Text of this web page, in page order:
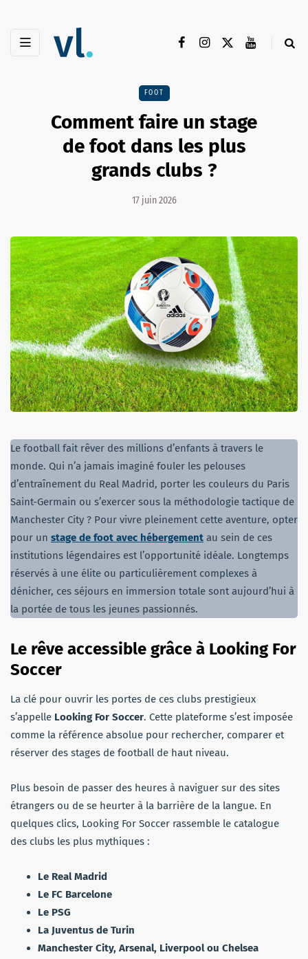
FOOT
Comment faire un stage
de foot dans les plus
grands clubs ?
17 juin 2026
Le football fait rêver des millions d’enfants à travers le
monde. Qui n’a jamais imaginé fouler les pelouses
d’entraînement du Real Madrid, porter les couleurs du Paris
Saint-Germain ou s’exercer sous la méthodologie tactique de
Manchester City ? Pour vivre pleinement cette aventure, opter
pour un stage de foot avec hébergement au sein de ces
institutions légendaires est l’opportunité idéale. Longtemps
réservés à une élite ou particulièrement complexes à
dénicher, ces séjours en immersion totale sont aujourd’hui à
la portée de tous les jeunes passionnés.
Le rêve accessible grâce à Looking For
Soccer
La clé pour ouvrir les portes de ces clubs prestigieux
s’appelle Looking For Soccer. Cette plateforme s’est imposée
comme la référence absolue pour rechercher, comparer et
réserver des stages de football de haut niveau.
Plus besoin de passer des heures à naviguer sur des sites
étrangers ou de se heurter à la barrière de la langue. En
quelques clics, Looking For Soccer rassemble le catalogue
des clubs les plus mythiques :
Le Real Madrid
Le FC Barcelone
Le PSG
La Juventus de Turin
Manchester City, Arsenal, Liverpool ou Chelsea